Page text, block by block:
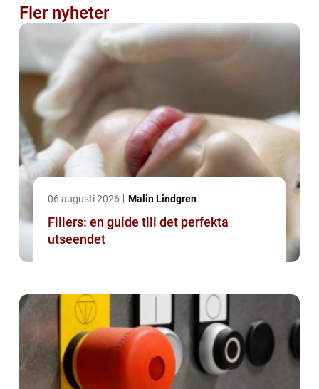
Fler nyheter
06 augusti 2026 Malin Lindgren
Fillers: en guide till det perfekta
utseendet